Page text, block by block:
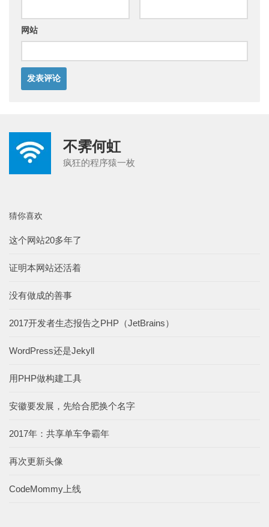
网站
不霁何虹
疯狂的程序猿一枚
猜你喜欢
这个网站20多年了
证明本网站还活着
没有做成的善事
2017开发者生态报告之PHP（JetBrains）
WordPress还是Jekyll
用PHP做构建工具
安徽要发展，先给合肥换个名字
2017年：共享单车争霸年
再次更新头像
CodeMommy上线